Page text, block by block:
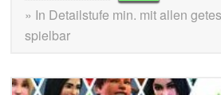
» In Detailstufe min. mit allen
spielbar